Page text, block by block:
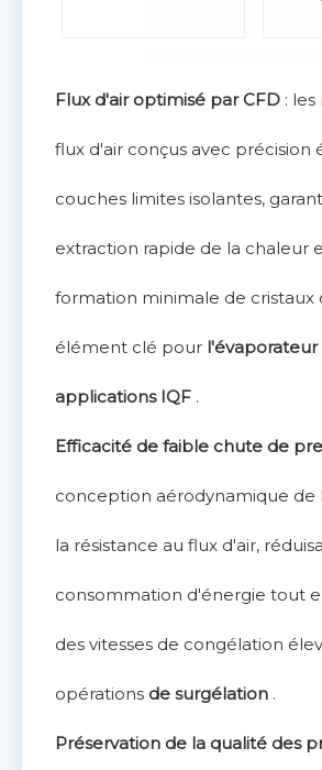
Flux d'air optimisé par CFD :
flux d'air conçus avec précision
couches limites isolantes,
extraction rapide de la chaleur
formation minimale de cristaux
élément clé pour
applications IQF .
Efficacité de faible chute de
conception aérodynamique de
la résistance au flux d'air,
consommation d'énergie tout
des vitesses de congélation
opérations de surgélation .
Préservation de la qualité des